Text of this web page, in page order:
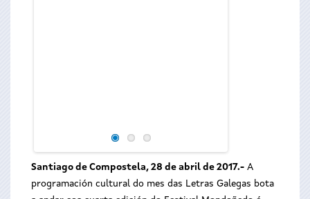
Santiago de Compostela, 28 de abril de 2017.- A
programación cultural do mes das Letras Galegas bota